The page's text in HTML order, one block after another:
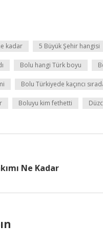
kadar 5 Büyük Şehir hangisi
Bolu hangi Türk boyu
Bolu Türkiyede kaçıncı
Boluyu kim fethetti
Ne Kadar